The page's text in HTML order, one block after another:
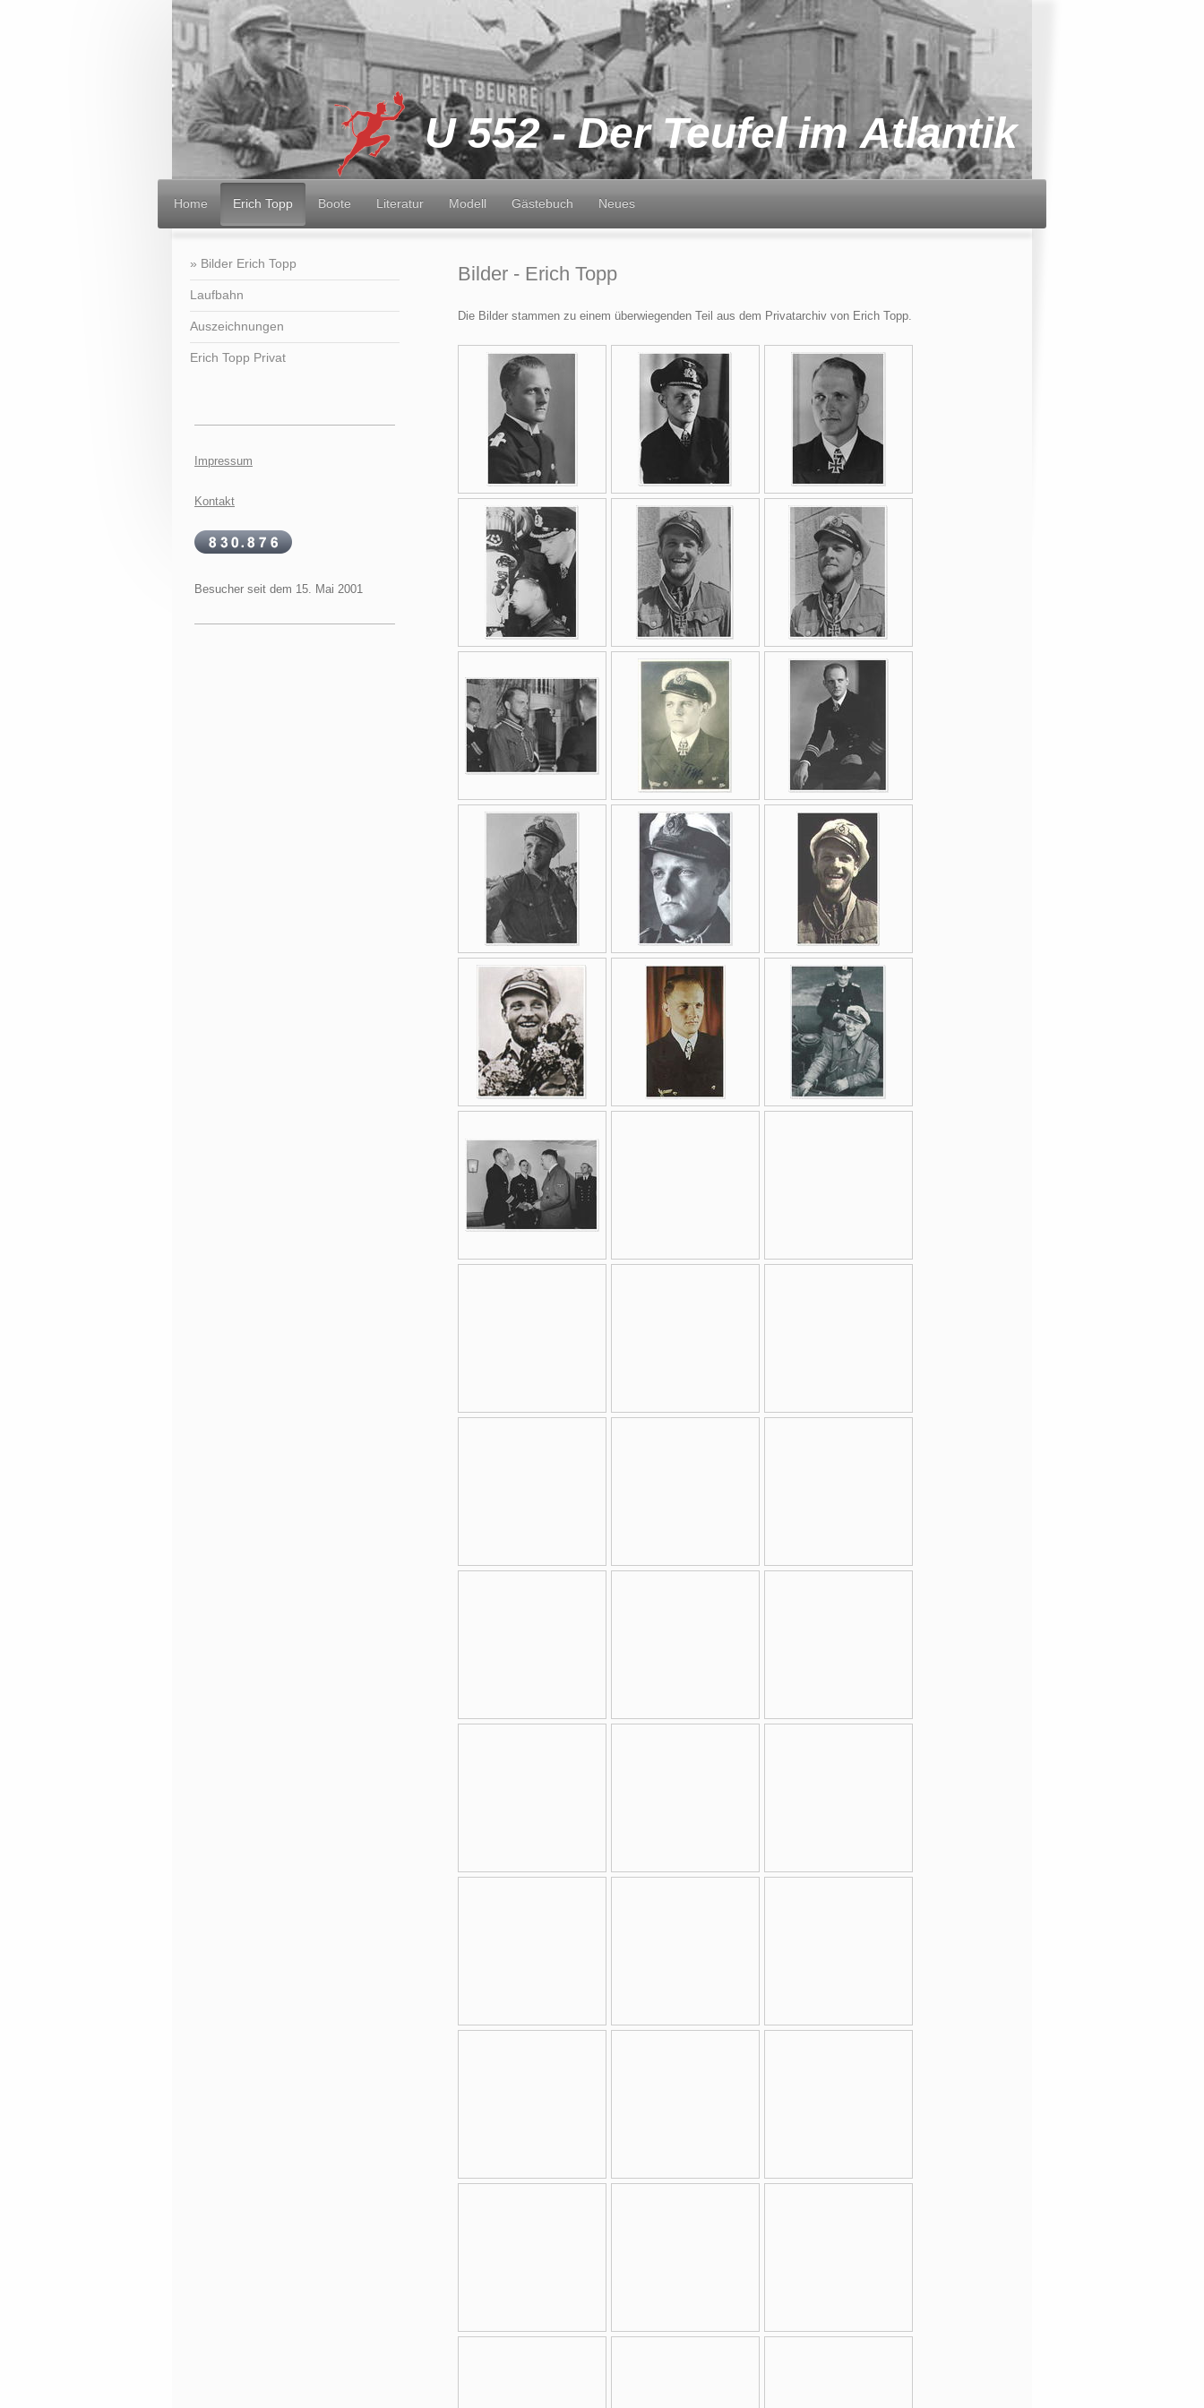
U 552 - Der Teufel im Atlantik
Home Erich Topp Boote Literatur Modell Gästebuch Neues
Bilder - Erich Topp
Die Bilder stammen zu einem überwiegenden Teil aus dem Privatarchiv von Erich Topp.
Bilder Erich Topp
Laufbahn
Auszeichnungen
Erich Topp Privat
Impressum
Kontakt
Besucher seit dem 15. Mai 2001